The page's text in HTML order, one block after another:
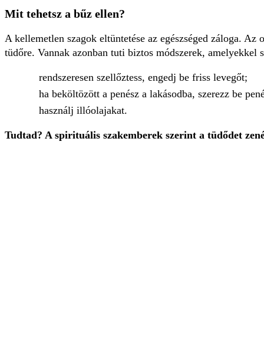
Mit tehetsz a bűz ellen?
A kellemetlen szagok eltüntetése az egészséged záloga.
tüdőre. Vannak azonban tuti biztos módszerek, amelyekkel
rendszeresen szellőztess, engedj be friss levegőt;
ha beköltözött a penész a lakásodba, szerezz be
használj illóolajakat.
Tudtad? A spirituális szakemberek szerint a tüdődet